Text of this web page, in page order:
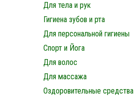
Для тела и рук
Гигиена зубов и рта
Для персональной гигиены
Спорт и Йога
Для волос
Для массажа
Оздоровительные средства